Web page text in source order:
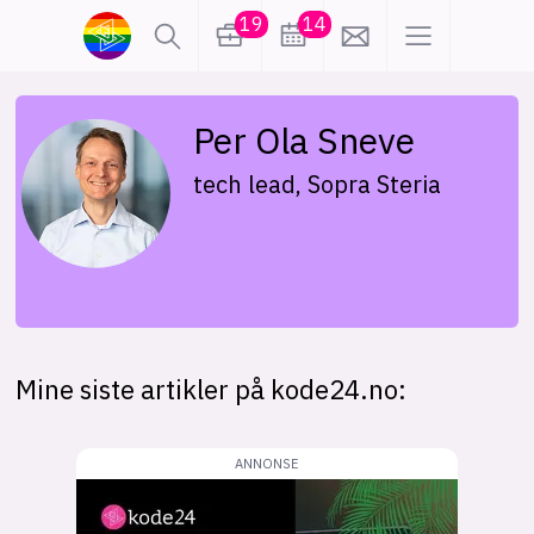
19 14
Per Ola Sneve
tech lead, Sopra Steria
Mine siste artikler på kode24.no:
lønn
KI
karriere
meninger
devops
IoT
design
ukas koder